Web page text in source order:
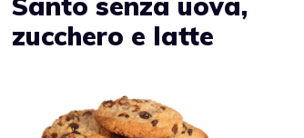
zucchero e latte